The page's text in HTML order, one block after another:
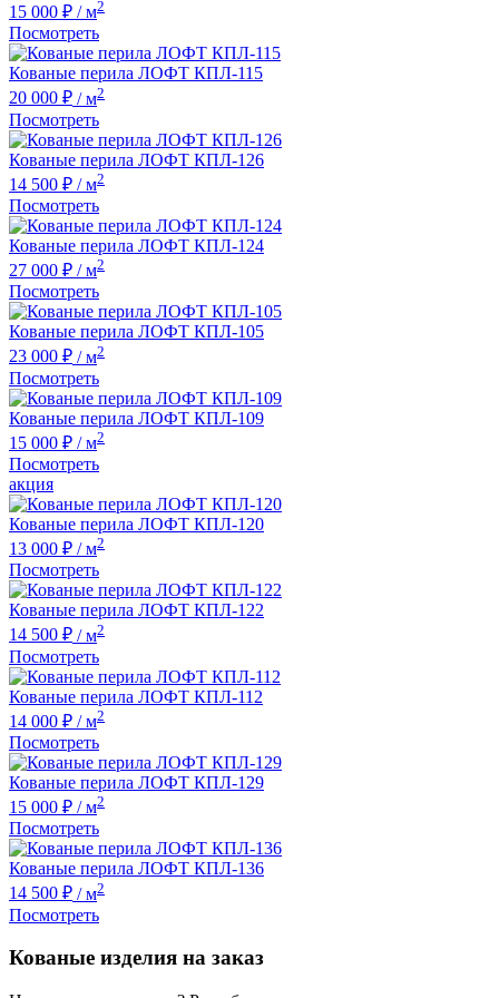
15 000 ₽ / м2
Посмотреть
Кованые перила ЛОФТ КПЛ-115
20 000 ₽ / м2
Посмотреть
Кованые перила ЛОФТ КПЛ-126
14 500 ₽ / м2
Посмотреть
Кованые перила ЛОФТ КПЛ-124
27 000 ₽ / м2
Посмотреть
Кованые перила ЛОФТ КПЛ-105
23 000 ₽ / м2
Посмотреть
Кованые перила ЛОФТ КПЛ-109
15 000 ₽ / м2
Посмотреть
акция
Кованые перила ЛОФТ КПЛ-120
13 000 ₽ / м2
Посмотреть
Кованые перила ЛОФТ КПЛ-122
14 500 ₽ / м2
Посмотреть
Кованые перила ЛОФТ КПЛ-112
14 000 ₽ / м2
Посмотреть
Кованые перила ЛОФТ КПЛ-129
15 000 ₽ / м2
Посмотреть
Кованые перила ЛОФТ КПЛ-136
14 500 ₽ / м2
Посмотреть
Кованые изделия на заказ